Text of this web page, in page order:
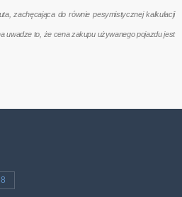
zachęcająca do równie pesymistycznej kalkulacji
uwadze to, że cena zakupu używanego pojazdu jest